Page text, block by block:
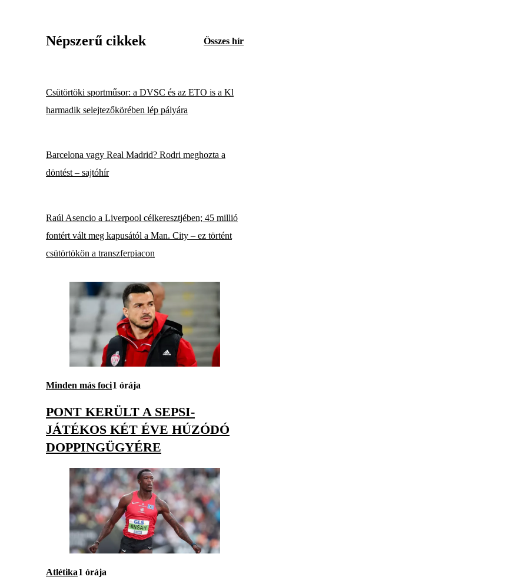
Népszerű cikkek Összes hír
Csütörtöki sportműsor: a DVSC és az ETO is a Kl
harmadik selejtezőkörében lép pályára
Barcelona vagy Real Madrid? Rodri meghozta a
döntést – sajtóhír
Raúl Asencio a Liverpool célkeresztjében; 45 millió
fontért vált meg kapusától a Man. City – ez történt
csütörtökön a transzferpiacon
Minden más foci1 órája
PONT KERÜLT A SEPSI-
JÁTÉKOS KÉT ÉVE HÚZÓDÓ
DOPPINGÜGYÉRE
Atlétika1 órája